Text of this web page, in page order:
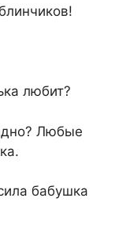
любит?
Любые
бабушка